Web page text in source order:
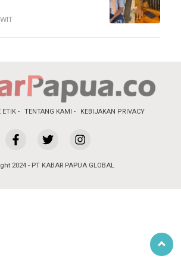
ETIK TENTANG KAMI KEBIJAKAN PRIVACY
2024 - PT KABAR PAPUA GLOBAL